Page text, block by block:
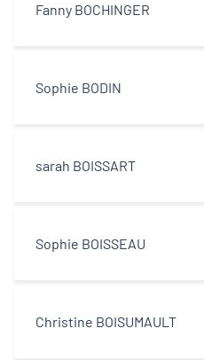
Fanny BOCHINGER
Sophie BODIN
sarah BOISSART
Sophie BOISSEAU
Christine BOISUMAULT